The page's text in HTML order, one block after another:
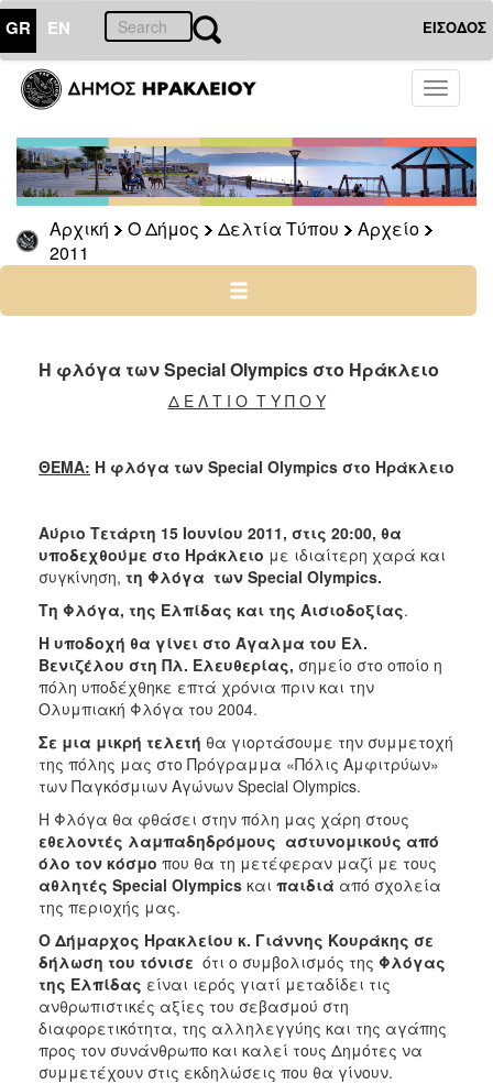
GR EN ΕΙΣΟΔΟΣ
Toggle
Αρχική Ο Δήμος Δελτία Τύπου
Αρχείο
2011
ΔΗΜΟΣ
Δελτία
Τύπου
Αρχείο
2026
2025
2022
2019
2017
2016
2012
2011
2006
ΤΟΠΟΣ
ΠΟΛΙΤΙΣΜΟΣ
ΑΝΘΕΚΤΙΚΗ
ΠΟΛΗ
Η φλόγα των Special Olympics στο Ηράκλειο
Δ Ε Λ Τ Ι Ο Τ Υ Π Ο Υ
ΘΕΜΑ: Η φλόγα των Special Olympics στο Ηράκλειο
Αύριο Τετάρτη 15 Ιουνίου 2011, στις 20:00, θα
υποδεχθούμε στο Ηράκλειο με ιδιαίτερη χαρά και
συγκίνηση, τη Φλόγα των Special Olympics.
Τη Φλόγα, της Ελπίδας και της Αισιοδοξίας.
Η υποδοχή θα γίνει στο Άγαλμα του Ελ.
Βενιζέλου στη Πλ. Ελευθερίας, σημείο στο οποίο η
πόλη υποδέχθηκε επτά χρόνια πριν και την
Ολυμπιακή Φλόγα του 2004.
Σε μια μικρή τελετή θα γιορτάσουμε την συμμετοχή
της πόλης μας στο Πρόγραμμα «Πόλις Αμφιτρύων»
των Παγκόσμιων Αγώνων Special Olympics.
Η Φλόγα θα φθάσει στην πόλη μας χάρη στους
εθελοντές λαμπαδηδρόμους αστυνομικούς από
όλο τον κόσμο που θα τη μετέφεραν μαζί με τους
αθλητές Special Olympics και παιδιά από σχολεία
της περιοχής μας.
Ο Δήμαρχος Ηρακλείου κ. Γιάννης Κουράκης σε
δήλωση του τόνισε ότι ο συμβολισμός της Φλόγας
της Ελπίδας είναι ιερός γιατί μεταδίδει τις
ανθρωπιστικές αξίες του σεβασμού στη
διαφορετικότητα, της αλληλεγγύης και της αγάπης
προς τον συνάνθρωπο και καλεί τους Δημότες να
συμμετέχουν στις εκδηλώσεις που θα γίνουν.